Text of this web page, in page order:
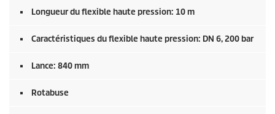
Longueur du flexible haute pression: 10 m
Caractéristiques du flexible haute pression: DN 6, 200 bar
Lance: 840 mm
Rotabuse